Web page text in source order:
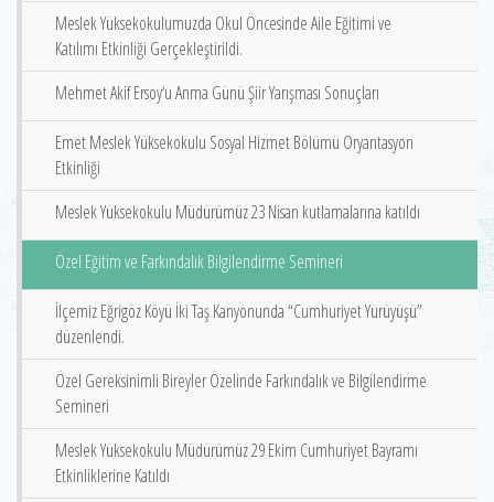
Meslek Yüksekokulumuzda Okul Öncesinde Aile Eğitimi ve
Katılımı Etkinliği Gerçekleştirildi.
Mehmet Akif Ersoy‘u Anma Günü Şiir Yarışması Sonuçları
Emet Meslek Yüksekokulu Sosyal Hizmet Bölümü Oryantasyon
Etkinliği
Meslek Yüksekokulu Müdürümüz 23 Nisan kutlamalarına katıldı
Özel Eğitim ve Farkındalık Bilgilendirme Semineri
İlçemiz Eğrigöz Köyü İki Taş Kanyonunda “Cumhuriyet Yürüyüşü”
düzenlendi.
Özel Gereksinimli Bireyler Özelinde Farkındalık ve Bilgilendirme
Semineri
Meslek Yüksekokulu Müdürümüz 29 Ekim Cumhuriyet Bayramı
Etkinliklerine Katıldı